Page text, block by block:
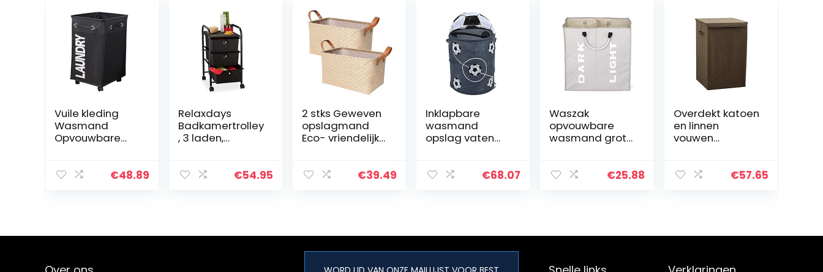
Vuile kleding
Wasmand
Opvouwbare
kantoor
(Color…
€48.89
Relaxdays
Badkamertrolley
, 3 laden,
rolcontainer
€54.95
2 stks Geweven
opslagmand
Eco- vriendelijke
Opvouwbare
€39.49
Inklapbare
wasmand
opslag vaten
(Color : Black)
€68.07
Waszak
opvouwbare
wasmand grote
sorter oxford
€25.88
Overdekt katoen
en linnen
vouwen
opslag vuile
(Color…
€57.65